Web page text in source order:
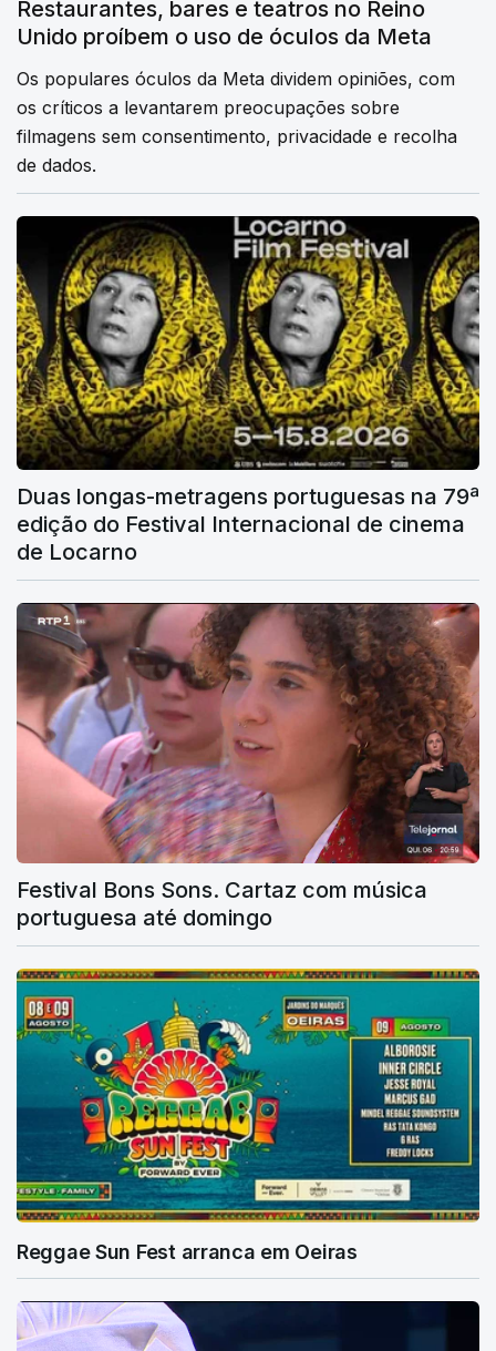
Restaurantes, bares e teatros no Reino
Unido proíbem o uso de óculos da Meta
Os populares óculos da Meta dividem opiniões, com
os críticos a levantarem preocupações sobre
filmagens sem consentimento, privacidade e recolha
de dados.
Duas longas-metragens portuguesas na 79ª
edição do Festival Internacional de cinema
de Locarno
Festival Bons Sons. Cartaz com música
portuguesa até domingo
Reggae Sun Fest arranca em Oeiras